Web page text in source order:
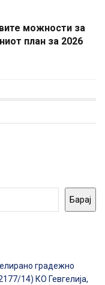
можности за
план за 2026
Барај
градежно
14) КО Гевгелија,